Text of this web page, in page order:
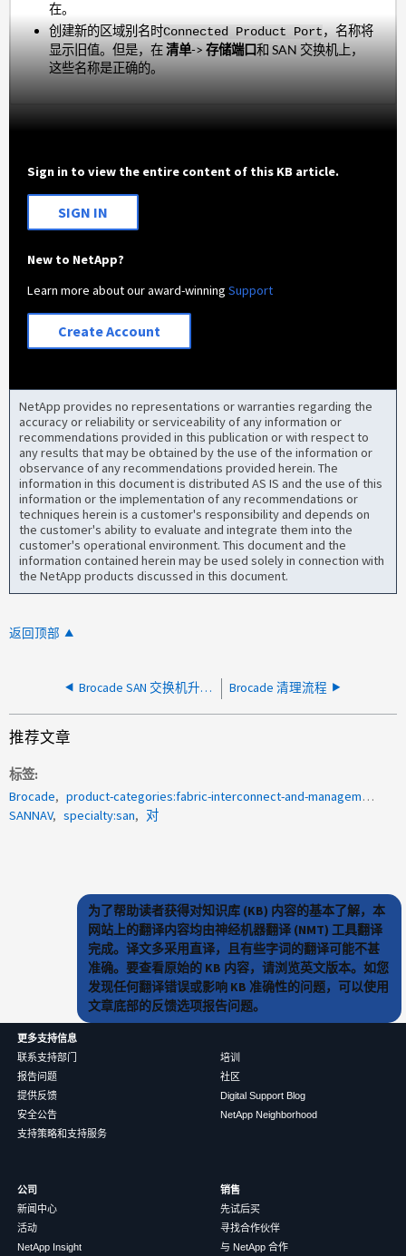
在。
创建新的区域别名时Connected Product Port，名称将
显示旧值。但是，在清单->存储端口和 SAN 交换机上，
这些名称是正确的。
Sign in to view the entire content of this KB article.
SIGN IN
New to NetApp?
Learn more about our award-winningSupport
Create Account
NetApp provides no representations or warranties regarding the
accuracy or reliability or serviceability of any information or
recommendations provided in this publication or with respect to
any results that may be obtained by the use of the information or
observance of any recommendations provided herein. The
information in this document is distributed AS IS and the use of this
information or the implementation of any recommendations or
techniques herein is a customer's responsibility and depends on
the customer's ability to evaluate and integrate them into the
customer's operational environment. This document and the
information contained herein may be used solely in connection with
the NetApp products discussed in this document.
返回顶部
Brocade SAN 交换机升级失败，并出现错误：二级分区上没有足够的可用空间 Brocade 清理流程
推荐文章
标签
Brocade
product-categories:fabric-interconnect-and-management-switches
SANNAV
specialty:san 对
为了帮助读者获得对知识库 (KB) 内容的基本了解，本
网站上的翻译内容均由神经机器翻译 (NMT) 工具翻译
完成。译文多采用直译，且有些字词的翻译可能不甚
准确。要查看原始的 KB 内容，请浏览英文版本。如您
发现任何翻译错误或影响 KB 准确性的问题，可以使用
文章底部的反馈选项报告问题。
更多支持信息
联系支持部门
报告问题
提供反馈
安全公告
支持策略和支持服务
培训
社区
Digital Support Blog
NetApp Neighborhood
公司
新闻中心
活动
NetApp Insight
销售
先试后买
寻找合作伙伴
与 NetApp 合作